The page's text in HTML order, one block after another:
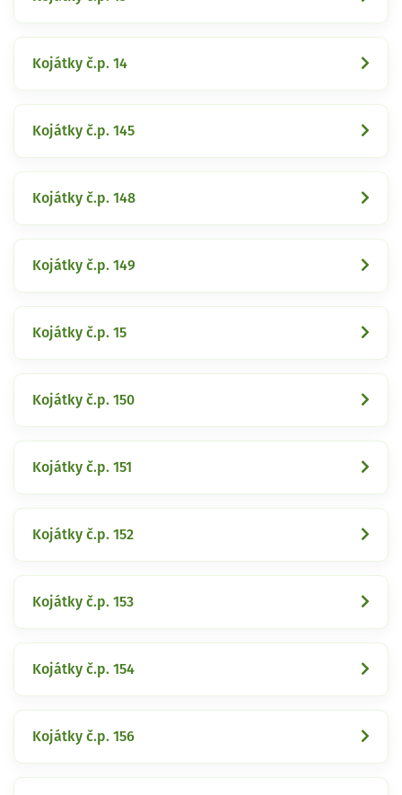
Kojátky č.p. 14
Kojátky č.p. 145
Kojátky č.p. 148
Kojátky č.p. 149
Kojátky č.p. 15
Kojátky č.p. 150
Kojátky č.p. 151
Kojátky č.p. 152
Kojátky č.p. 153
Kojátky č.p. 154
Kojátky č.p. 156